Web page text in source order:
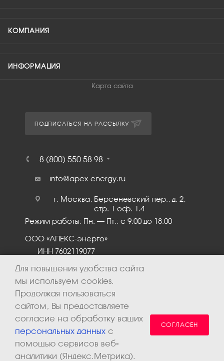
КОМПАНИЯ
ИНФОРМАЦИЯ
Карта сайта
ПОДПИСАТЬСЯ НА РАССЫЛКУ
8 (800) 550 58 98
info@apex-energy.ru
г. Москва, Берсеневский пер., д. 2,
стр. 1 оф. 1.4
Режим работы: Пн. – Пт.: с 9:00 до 18:00
ООО «АПЕКС-энерго»
ИНН 7602119077
Для повышения удобства сайта
мы используем cookies.
Продолжая пользоваться
сайтом, Вы предоставляете
согласие на обработку ваших
персональных данных с
помощью сервисов веб-
аналитики (Яндекс.Метрика).
СОГЛАСЕН